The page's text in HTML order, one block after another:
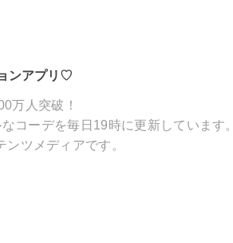
ンアプリ♡
万人突破！
コーデを毎日19時に更新しています。
ツメディアです。